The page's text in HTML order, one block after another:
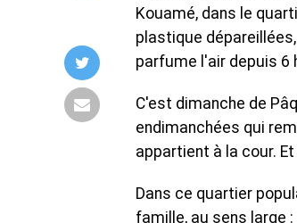
Kouamé, dans le
plastique
parfume l'air depuis 6
C'est dimanche de
endimanchées qui
appartient à la cour.
Dans ce quartier
famille, au sens large